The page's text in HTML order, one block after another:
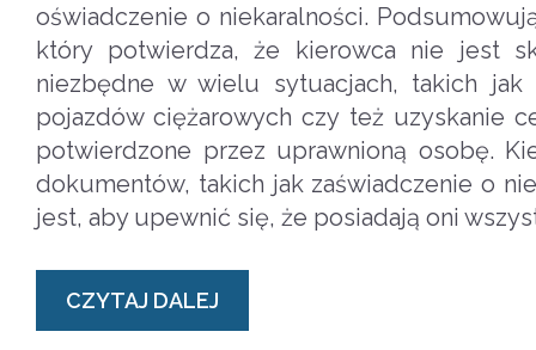
oświadczenie o niekaralności.
który potwierdza, że kierowca nie jest
niezbędne w wielu sytuacjach, takich jak
pojazdów ciężarowych czy też uzyskanie
potwierdzone przez uprawnioną osobę.
dokumentów, takich jak zaświadczenie o
jest, aby upewnić się, że posiadają oni
CZYTAJ DALEJ